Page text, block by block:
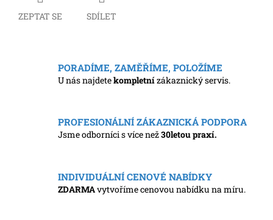
ZEPTAT SE SDÍLET
PORADÍME, ZAMĚŘÍME, POLOŽÍME
U nás najdetekompletnízákaznický servis.
PROFESIONÁLNÍ ZÁKAZNICKÁ PODPORA
Jsme odborníci s více než30letou praxí.
INDIVIDUÁLNÍ CENOVÉ NABÍDKY
ZDARMAvytvoříme cenovou nabídku na míru.